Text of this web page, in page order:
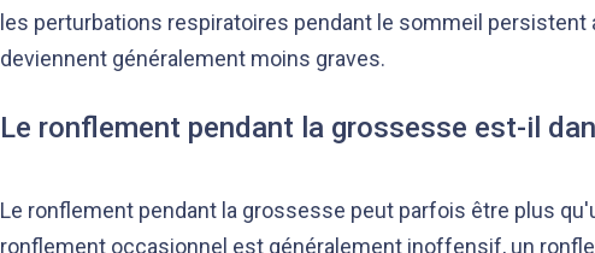
les perturbations respiratoires pendant le sommeil
deviennent généralement moins graves.
Le ronflement pendant la grossesse est-il
Le ronflement pendant la grossesse peut parfois être plus
ronflement occasionnel est généralement inoffensif, un